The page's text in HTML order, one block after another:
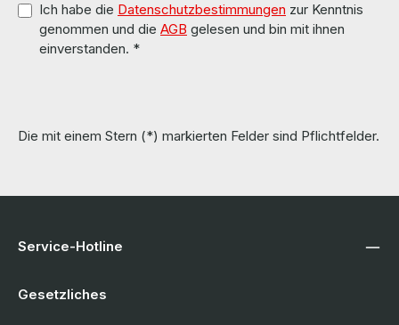
Ich habe die Datenschutzbestimmungen zur Kenntnis
genommen und die AGB gelesen und bin mit ihnen
einverstanden. *
Die mit einem Stern (*) markierten Felder sind Pflichtfelder.
Service-Hotline
Gesetzliches